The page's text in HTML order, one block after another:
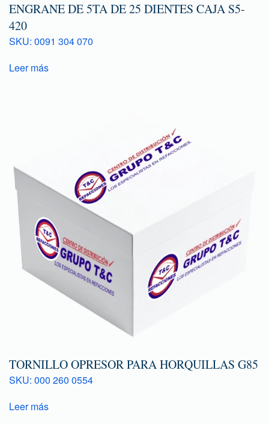
ENGRANE DE 5TA DE 25 DIENTES CAJA S5-
420
SKU: 0091 304 070
Leer más
TORNILLO OPRESOR PARA HORQUILLAS G85
SKU: 000 260 0554
Leer más